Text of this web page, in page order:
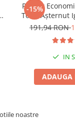
-15%
Pachet
Tofu, Așternut
Pisică,
191,94 RON
IN
ADAUGA
noastre